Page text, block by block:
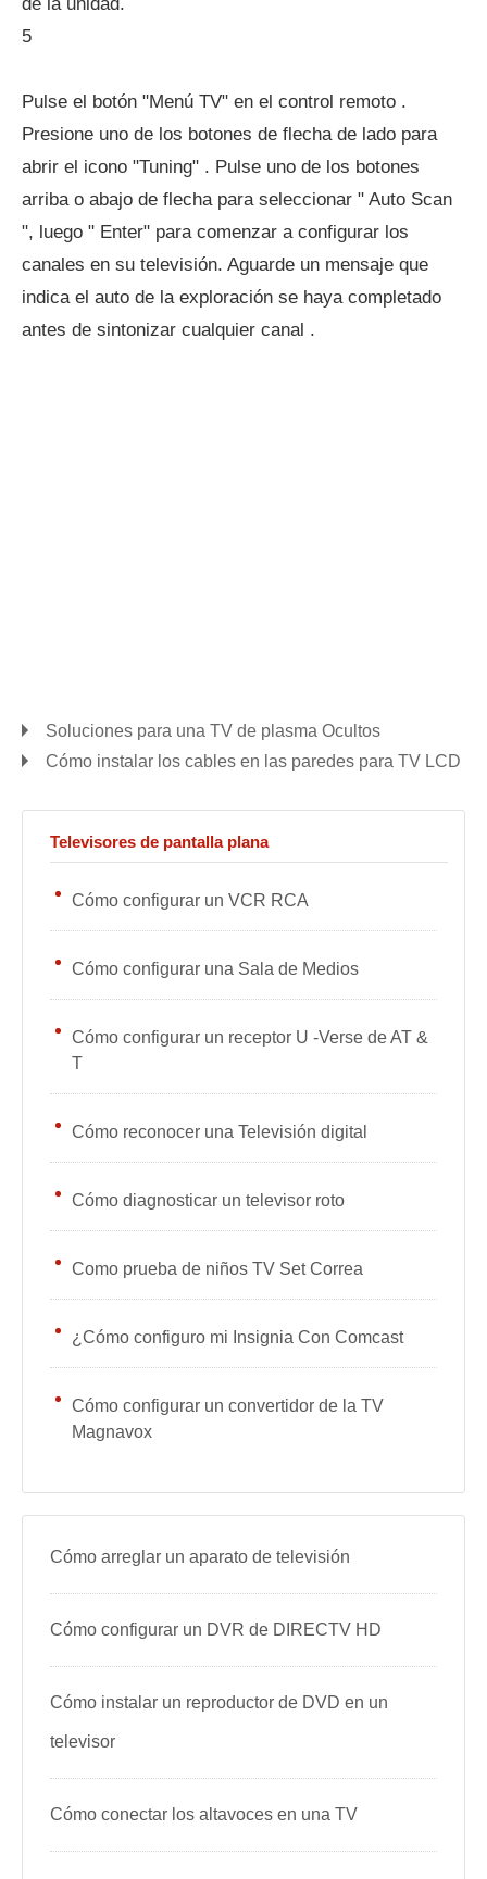
5
Pulse el botón "Menú TV" en el control remoto .
Presione uno de los botones de flecha de lado para
abrir el icono "Tuning" . Pulse uno de los botones
arriba o abajo de flecha para seleccionar " Auto Scan
", luego " Enter" para comenzar a configurar los
canales en su televisión. Aguarde un mensaje que
indica el auto de la exploración se haya completado
antes de sintonizar cualquier canal .
Soluciones para una TV de plasma Ocultos
Cómo instalar los cables en las paredes para TV LCD
Televisores de pantalla plana
Cómo configurar un VCR RCA
Cómo configurar una Sala de Medios
Cómo configurar un receptor U -Verse de AT &
T
Cómo reconocer una Televisión digital
Cómo diagnosticar un televisor roto
Como prueba de niños TV Set Correa
¿Cómo configuro mi Insignia Con Comcast
Cómo configurar un convertidor de la TV
Magnavox
Cómo arreglar un aparato de televisión
Cómo configurar un DVR de DIRECTV HD
Cómo instalar un reproductor de DVD en un
televisor
Cómo conectar los altavoces en una TV